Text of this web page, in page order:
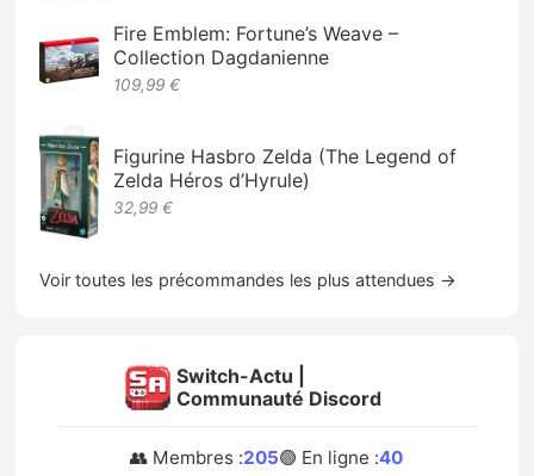
Fire Emblem: Fortune’s Weave –
Collection Dagdanienne
109,99 €
Figurine Hasbro Zelda (The Legend of
Zelda Héros d’Hyrule)
32,99 €
Voir toutes les précommandes les plus attendues →
Switch-Actu |
Communauté Discord
👥 Membres :205🟢 En ligne :40